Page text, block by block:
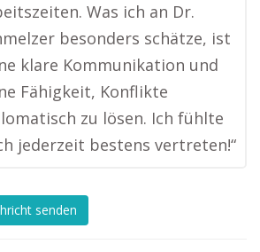
Was ich an Dr.
besonders schätze, ist
klare Kommunikation und
Fähigkeit, Konflikte
zu lösen. Ich fühlte
jederzeit bestens vertreten!“
senden